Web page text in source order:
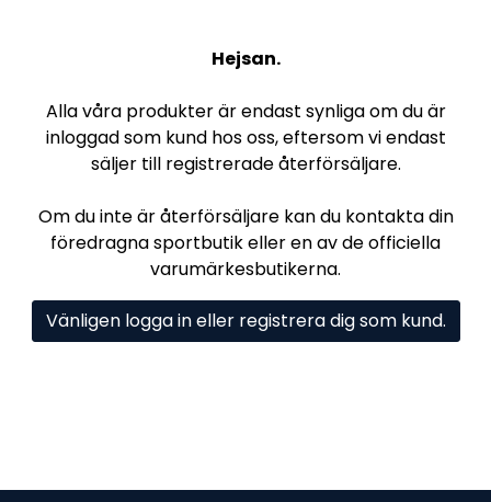
Hejsan.
Alla våra produkter är endast synliga om du är
inloggad som kund hos oss, eftersom vi endast
säljer till registrerade återförsäljare.
Om du inte är återförsäljare kan du kontakta din
föredragna sportbutik eller en av de officiella
varumärkesbutikerna.
Vänligen logga in eller registrera dig som kund.